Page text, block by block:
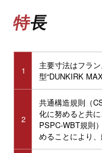
特長
1
主要寸法はフラ
型“DUNKIRK
2
共通構造規則（
化に努めると共
PSPC-WBT規則
めることにより、